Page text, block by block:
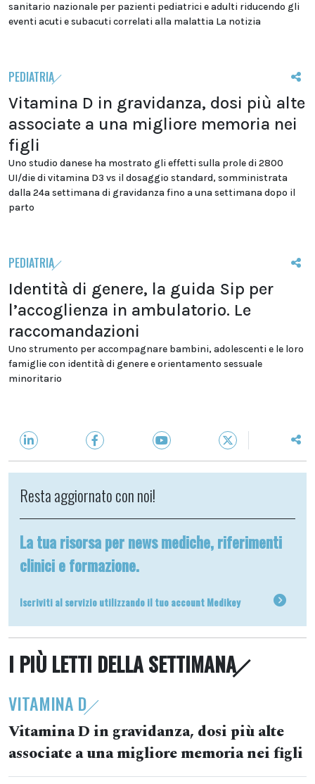
sanitario nazionale per pazienti pediatrici e adulti riducendo gli
eventi acuti e subacuti correlati alla malattia La notizia
PEDIATRIA
Vitamina D in gravidanza, dosi più alte
associate a una migliore memoria nei
figli
Uno studio danese ha mostrato gli effetti sulla prole di 2800
UI/die di vitamina D3 vs il dosaggio standard, somministrata
dalla 24a settimana di gravidanza fino a una settimana dopo il
parto
PEDIATRIA
Identità di genere, la guida Sip per
l’accoglienza in ambulatorio. Le
raccomandazioni
Uno strumento per accompagnare bambini, adolescenti e le loro
famiglie con identità di genere e orientamento sessuale
minoritario
Resta aggiornato con noi!
La tua risorsa per news mediche, riferimenti
clinici e formazione.
Iscriviti al servizio utilizzando il tuo account Medikey
I PIÙ LETTI DELLA SETTIMANA
VITAMINA D
Vitamina D in gravidanza, dosi più alte
associate a una migliore memoria nei figli